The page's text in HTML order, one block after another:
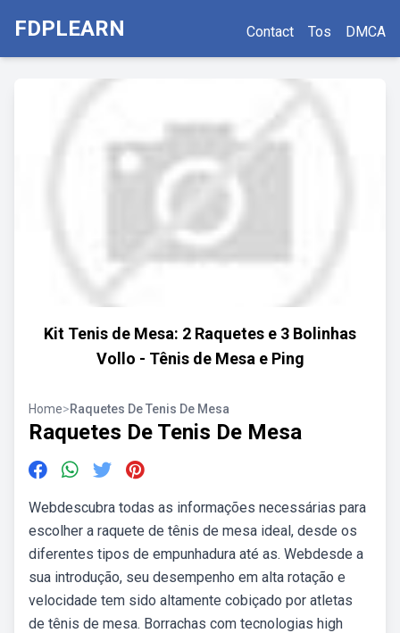
FDPLEARN Contact Tos DMCA
Kit Tenis de Mesa: 2 Raquetes e 3 Bolinhas
Vollo - Tênis de Mesa e Ping
Home>Raquetes De Tenis De Mesa
Raquetes De Tenis De Mesa
Webdescubra todas as informações necessárias para
escolher a raquete de tênis de mesa ideal, desde os
diferentes tipos de empunhadura até as. Webdesde a
sua introdução, seu desempenho em alta rotação e
velocidade tem sido altamente cobiçado por atletas
de tênis de mesa. Borrachas com tecnologias high